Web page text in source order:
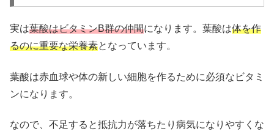
実は葉酸はビタミンB群の仲間になります。葉酸は体を作
るのに重要な栄養素となっています。
葉酸は赤血球や体の新しい細胞を作るために必須なビタミ
ンになります。
なので、不足すると抵抗力が落ちたり病気になりやすくな